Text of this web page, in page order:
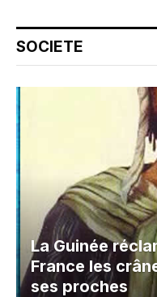
SOCIETE
La Guinée
France les
ses proches